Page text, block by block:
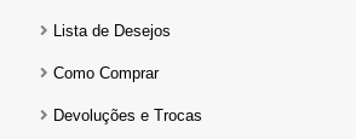
Lista de Desejos
Como Comprar
Devoluções e Trocas